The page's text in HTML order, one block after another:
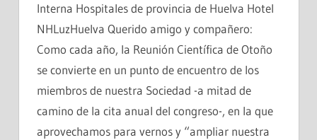
Interna Hospitales de provincia de Huelva Hotel
NHLuzHuelva Querido amigo y compañero:
Como cada año, la Reunión Científica de Otoño
se convierte en un punto de encuentro de los
miembros de nuestra Sociedad -a mitad de
camino de la cita anual del congreso-, en la que
aprovechamos para vernos y “ampliar nuestra